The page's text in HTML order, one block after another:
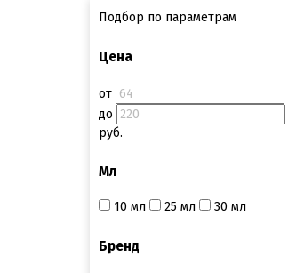
Подбор по параметрам
Цена
от
до
руб.
Мл
10 мл 25 мл 30 мл
Бренд